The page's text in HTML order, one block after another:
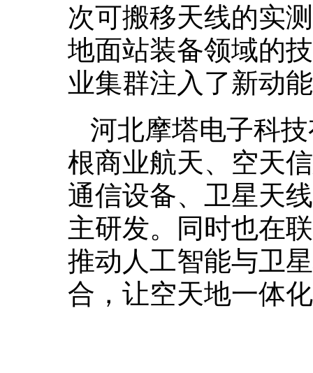
次可搬移天线的实
地面站装备领域的
业集群注入了新动
河北摩塔电子科
根商业航天、空天
通信设备、卫星天
主研发。同时也在
推动人工智能与卫
合，让空天地一体